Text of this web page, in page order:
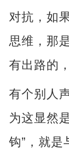
对抗，如
思维，那
有出路的
有个别人
为这显然
钩” ，就是